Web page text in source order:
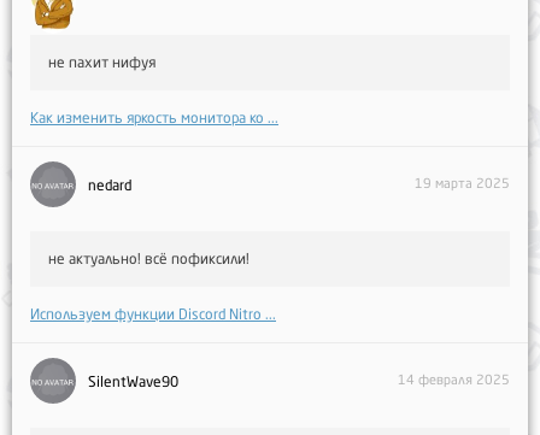
не пахит нифуя
Как изменить яркость монитора ко ...
nedard 19 марта 2025
не актуально! всё пофиксили!
Используем функции Discord Nitro ...
SilentWave90 14 февраля 2025